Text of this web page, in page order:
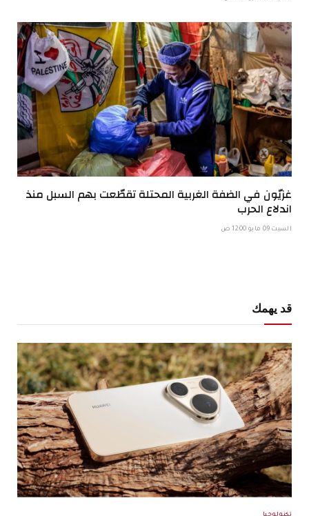
غزيّون في الضفة الغربية المحتلة تقطّعت بهم السبل منذ
اندلاع الحرب
السبت 09 مايو 12:00 ص
قد يهمك